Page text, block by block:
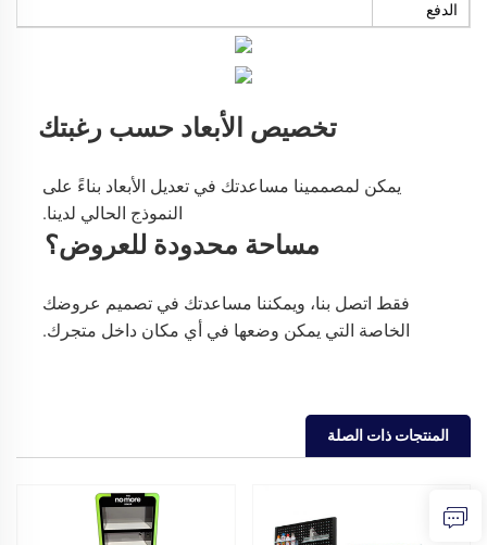
الدفع
تخصيص الأبعاد حسب رغبتك
النموذج الحالي لدينا.
مساحة محدودة للعروض؟
الخاصة التي يمكن وضعها في أي مكان داخل متجرك.
المنتجات ذات الصلة